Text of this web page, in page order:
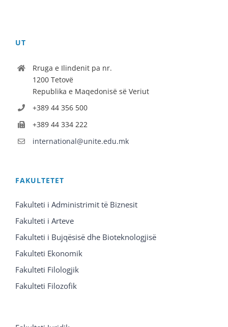
UT
Rruga e Ilindenit pa nr.
1200 Tetovë
Republika e Maqedonisë së Veriut
+389 44 356 500
+389 44 334 222
international@unite.edu.mk
FAKULTETET
Fakulteti i Administrimit të Biznesit
Fakulteti i Arteve
Fakulteti i Bujqësisë dhe Bioteknologjisë
Fakulteti Ekonomik
Fakulteti Filologjik
Fakulteti Filozofik